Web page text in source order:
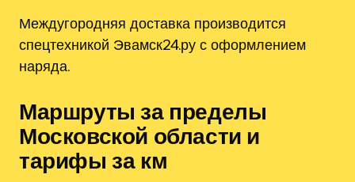
Междугородняя доставка производится
спецтехникой Эвамск24.ру с оформлением
наряда.
Маршруты за пределы
Московской области и
тарифы за км